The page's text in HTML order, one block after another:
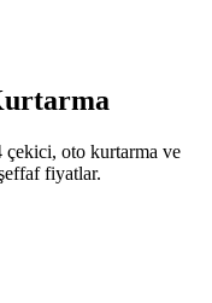
oto kurtarma ve
fiyatlar.